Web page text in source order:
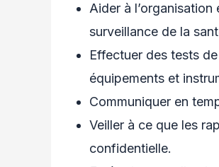
Aider à
surveillance de la
Effectuer des tests
équipements et
Communiquer en
Veiller à ce que les
confidentielle.